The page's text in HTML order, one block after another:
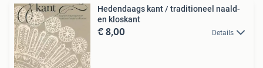
Hedendaags kant / traditioneel naald-
en kloskant
€ 8,00 Details